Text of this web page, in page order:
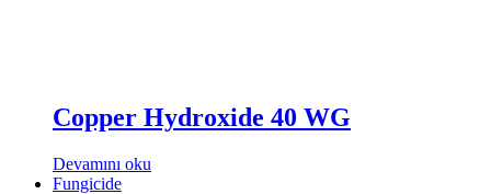
Copper Hydroxide 40 WG
Devamını oku
Fungicide